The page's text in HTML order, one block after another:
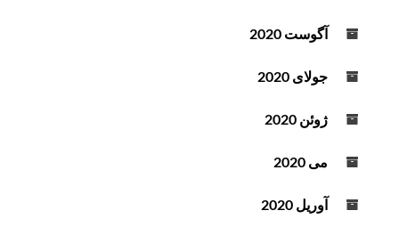
آگوست 2020
جولای 2020
ژوئن 2020
می 2020
آوریل 2020